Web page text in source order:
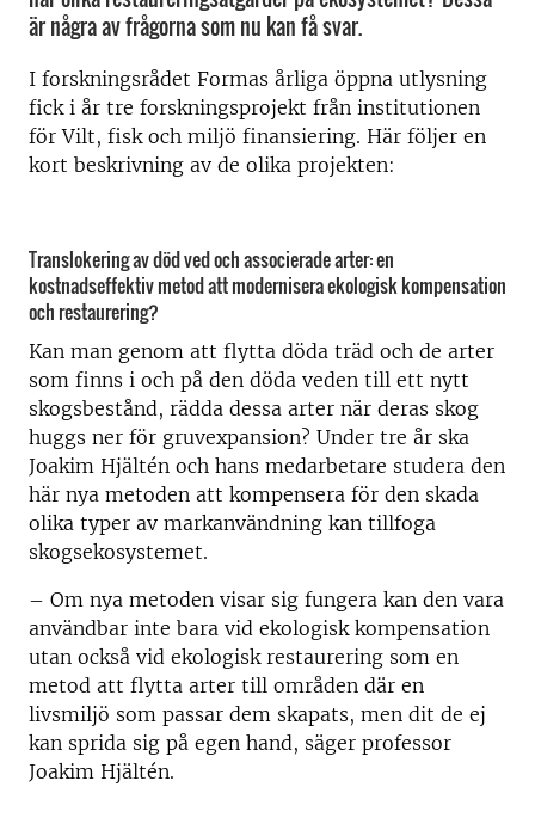
är några av frågorna som nu kan få svar.
I forskningsrådet Formas årliga öppna utlysning
fick i år tre forskningsprojekt från institutionen
för Vilt, fisk och miljö finansiering. Här följer en
kort beskrivning av de olika projekten:
Translokering av död ved och associerade arter: en
kostnadseffektiv metod att modernisera ekologisk kompensation
och restaurering?
Kan man genom att flytta döda träd och de arter
som finns i och på den döda veden till ett nytt
skogsbestånd, rädda dessa arter när deras skog
huggs ner för gruvexpansion? Under tre år ska
Joakim Hjältén och hans medarbetare studera den
här nya metoden att kompensera för den skada
olika typer av markanvändning kan tillfoga
skogsekosystemet.
– Om nya metoden visar sig fungera kan den vara
användbar inte bara vid ekologisk kompensation
utan också vid ekologisk restaurering som en
metod att flytta arter till områden där en
livsmiljö som passar dem skapats, men dit de ej
kan sprida sig på egen hand, säger professor
Joakim Hjältén.